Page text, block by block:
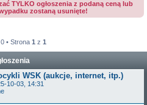
TYLKO ogłoszenia z podaną ceną lub
zostaną usunięte!
• Strona 1 z 1
WSK (aukcje, internet, itp.)
10-03, 14:31